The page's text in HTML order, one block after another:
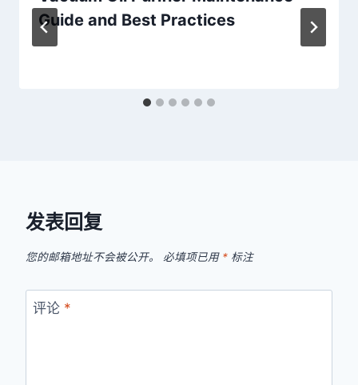
Guide and Best Practices
发表回复
您的邮箱地址不会被公开。 必填项已用 * 标注
评论 *